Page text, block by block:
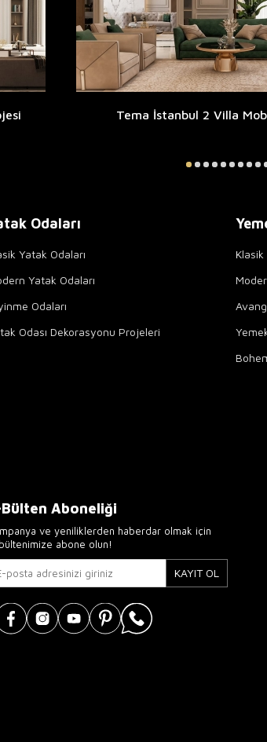
Tema İstanbul 2 Villa
Odaları
Yatak Odaları
Yatak Odaları
Odaları
Odası Dekorasyonu Projeleri
Klasik
Bülten Aboneliği
ve yeniliklerden haberdar olmak için
abone olun!
KAYIT OL